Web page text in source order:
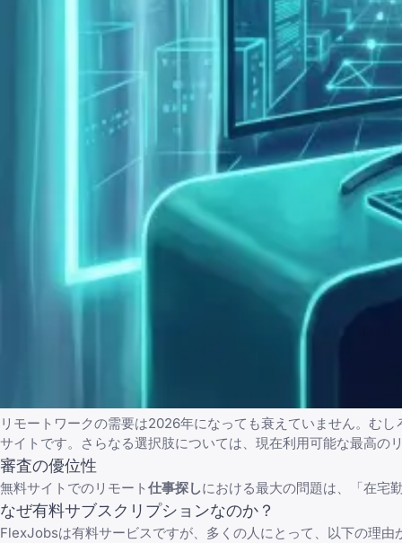
リモートワークの需要は2026年になっても衰えていません。む
サイトです。さらなる選択肢については、現在利用可能な最高の
審査の優位性
無料サイトでのリモート 仕事探しにおける最大の問題は、「在宅
なぜ有料サブスクリプションなのか？
FlexJobsは有料サービスですが、多くの人にとって、以下の理由